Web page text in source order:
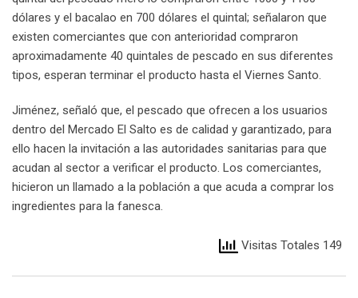
dólares y el bacalao en 700 dólares el quintal; señalaron que
existen comerciantes que con anterioridad compraron
aproximadamente 40 quintales de pescado en sus diferentes
tipos, esperan terminar el producto hasta el Viernes Santo.
Jiménez, señaló que, el pescado que ofrecen a los usuarios
dentro del Mercado El Salto es de calidad y garantizado, para
ello hacen la invitación a las autoridades sanitarias para que
acudan al sector a verificar el producto. Los comerciantes,
hicieron un llamado a la población a que acuda a comprar los
ingredientes para la fanesca.
Visitas Totales 149